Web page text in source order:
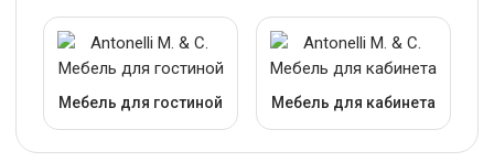
Мебель для гостиной Мебель для кабинета